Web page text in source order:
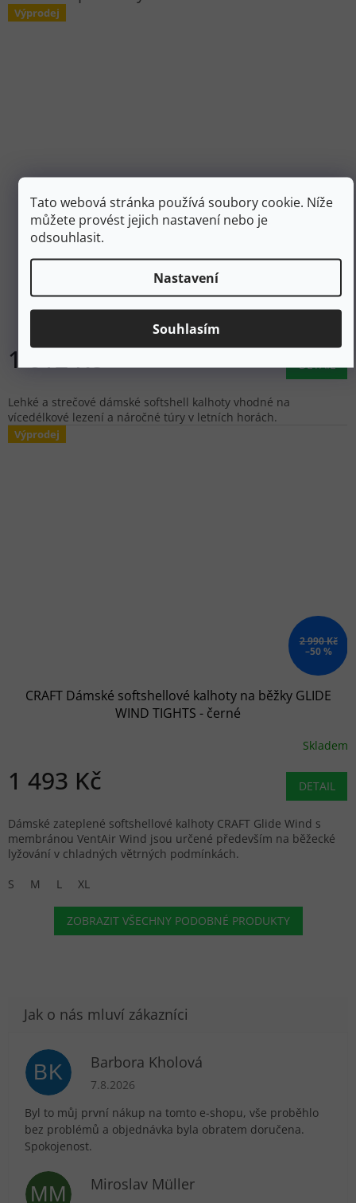
Tato webová stránka používá soubory cookie. Níže
můžete provést jejich nastavení nebo je
odsouhlasit.
Nastavení
Souhlasím
Výprodej
MOUNTAIN EQUIPMENT Dámské softshellové kalhoty
COMICI PANT
1 612 Kč DETAIL
Lehké a strečové dámské softshell kalhoty vhodné na
vícedélkové lezení a náročné túry v letních horách.
Výprodej
2 990 Kč
–50 %
CRAFT Dámské softshellové kalhoty na běžky GLIDE
WIND TIGHTS - černé
Skladem
1 493 Kč DETAIL
Dámské zateplené softshellové kalhoty CRAFT Glide Wind s
membránou VentAir Wind jsou určené především na běžecké
lyžování v chladných větrných podmínkách.
S
M L XL
ZOBRAZIT VŠECHNY PODOBNÉ PRODUKTY
BK Barbora Kholová
Hodnocení obchodu je 5 z 5 hvězdiček.
7.8.2026
Byl to můj první nákup na tomto e-shopu, vše proběhlo
bez problémů a objednávka byla obratem doručena.
Spokojenost.
MM Miroslav Müller